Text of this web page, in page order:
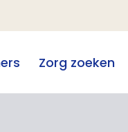
Zorg zoeken